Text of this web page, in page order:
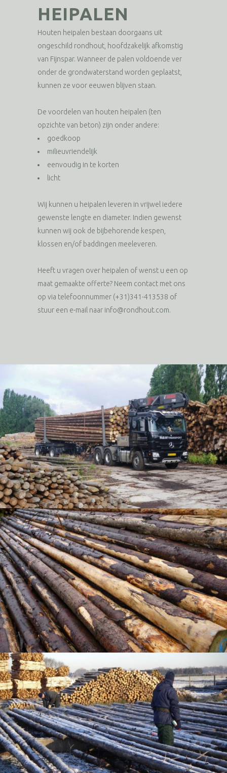
HEIPALEN
Houten heipalen bestaan doorgaans uit
ongeschild rondhout, hoofdzakelijk afkomstig
van Fijnspar. Wanneer de palen voldoende ver
onder de grondwaterstand worden geplaatst,
kunnen ze voor eeuwen blijven staan.
De voordelen van houten heipalen (ten
opzichte van beton) zijn onder andere:
goedkoop
milieuvriendelijk
eenvoudig in te korten
licht
Wij kunnen u heipalen leveren in vrijwel iedere
gewenste lengte en diameter. Indien gewenst
kunnen wij ook de bijbehorende kespen,
klossen en/of baddingen meeleveren.
Heeft u vragen over heipalen of wenst u een op
maat gemaakte offerte? Neem contact met ons
op via telefoonnummer (+31)341-413538 of
stuur een e-mail naar info@rondhout.com.